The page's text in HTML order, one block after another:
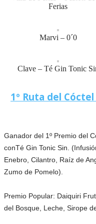
Ferias
Marvi – 0´0
Clave – Té Gin Tonic
1º Ruta del
Ganador del 1º Premio del
conTé Gin Tonic Sin.
Enebro, Cilantro, Raíz de
Zumo de Pomelo).
Premio Popular: Daiquiri
del Bosque, Leche, Sirope